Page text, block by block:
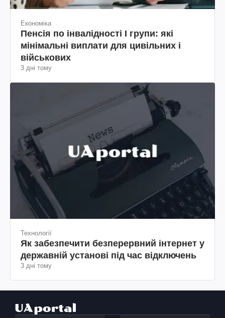
Економіка
Пенсія по інвалідності I групи: які
мінімальні виплати для цивільних і
військових
3 дні тому
Технології
Як забезпечити безперервний інтернет у
державній установі під час відключень
3 дні тому